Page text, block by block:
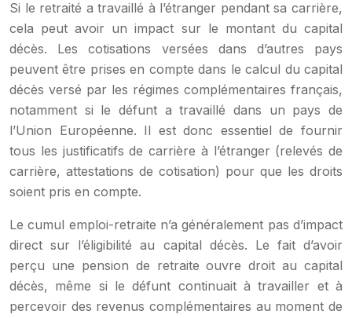
Si le retraité a travaillé à l’étranger pendant sa carrière,
cela peut avoir un impact sur le montant du capital
décès. Les cotisations versées dans d’autres pays
peuvent être prises en compte dans le calcul du capital
décès versé par les régimes complémentaires français,
notamment si le défunt a travaillé dans un pays de
l’Union Européenne. Il est donc essentiel de fournir
tous les justificatifs de carrière à l’étranger (relevés de
carrière, attestations de cotisation) pour que les droits
soient pris en compte.
Le cumul emploi-retraite n’a généralement pas d’impact
direct sur l’éligibilité au capital décès. Le fait d’avoir
perçu une pension de retraite ouvre droit au capital
décès, même si le défunt continuait à travailler et à
percevoir des revenus complémentaires au moment de